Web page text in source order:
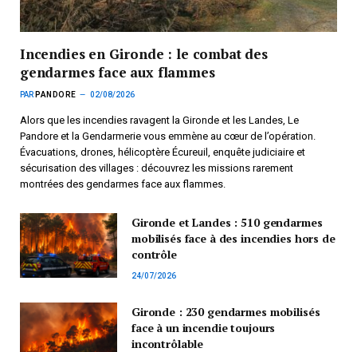
Incendies en Gironde : le combat des
gendarmes face aux flammes
PAR PANDORE 02/08/2026
Alors que les incendies ravagent la Gironde et les Landes, Le
Pandore et la Gendarmerie vous emmène au cœur de l’opération.
Évacuations, drones, hélicoptère Écureuil, enquête judiciaire et
sécurisation des villages : découvrez les missions rarement
montrées des gendarmes face aux flammes.
Gironde et Landes : 510 gendarmes
mobilisés face à des incendies hors de
contrôle
24/07/2026
Gironde : 230 gendarmes mobilisés
face à un incendie toujours
incontrôlable